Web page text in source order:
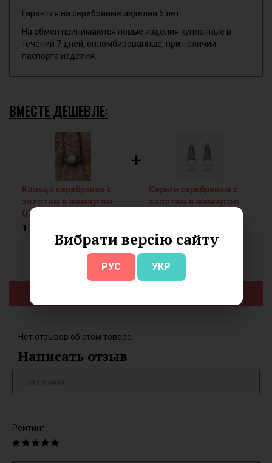
Вибрати версію сайту
РУС УКР
Гарантия на серебряные изделия 5 лет.
На обмен принимаются новые изделия купленные в
течении 7 дней, опломбированные, при наличии
паспорта изделия.
ВМЕСТЕ ДЕШЕВЛЕ:
Кольцо серебряное с
золотом и жемчугом
0712.10к
1 760.00 грн.
+
Серьги серебряные с
золотом и жемчугом
Цена комплекта: 3 528.00 грн.
Выгода 392.00 грн.!
Нет отзывов об этом товаре.
Написать отзыв
Рейтинг